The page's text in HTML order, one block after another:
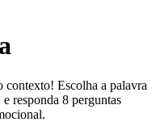
contexto! Escolha a palavra
responda 8 perguntas